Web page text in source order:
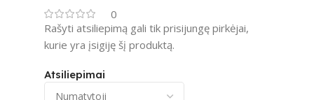
0
Atsiliepimai
Rašyti atsiliepimą gali tik prisijungę pirkėjai,
kurie yra įsigiję šį produktą.